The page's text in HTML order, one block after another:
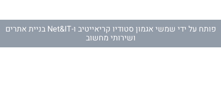
פותח על ידי שמשי אגמון סטודיו קריאייטיב ו- Net&IT בניית אתרים
ושירותי מחשוב